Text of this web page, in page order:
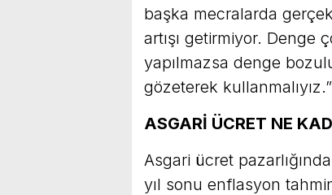
başka mecralarda
artışı getirmiyor. Denge
yapılmazsa denge
gözeterek
ASGARİ ÜCRET NE
Asgari ücret
yıl sonu enflasyon